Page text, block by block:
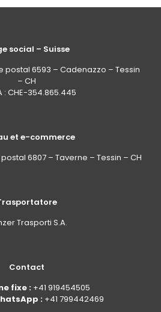
social – Suisse
postal 6593 – Cadenazzo – Tessin
– CH
: CHE-354.865.445
et e-commerce
6807 – Taverne – Tessin – CH
Trasporti S.A.
Contact
fixe : +41 919454505
: +41 799442469